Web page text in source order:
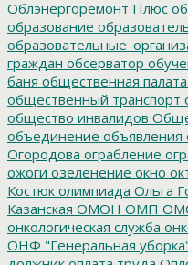
Облэнергоремонт Плюс
образование
граждан обсерватор
баня общественная
общественный транспорт
общество инвалидов
объединение объявления
Огородова ограбление
ожоги озеленение окно
Костюк олимпиада Ольга
Казанская ОМОН ОМП
онкологическая служба
ОНФ "Генеральная